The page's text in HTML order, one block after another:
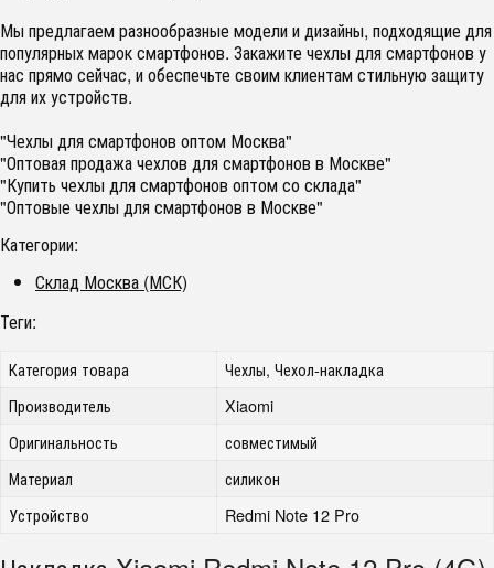
Мы предлагаем разнообразные модели и дизайны, подходящие для
популярных марок смартфонов. Закажите чехлы для смартфонов у
нас прямо сейчас, и обеспечьте своим клиентам стильную защиту
для их устройств.
"Чехлы для смартфонов оптом Москва"
"Оптовая продажа чехлов для смартфонов в Москве"
"Купить чехлы для смартфонов оптом со склада"
"Оптовые чехлы для смартфонов в Москве"
Категории:
Склад Москва (МСК)
Теги:
Категория товара
Чехлы, Чехол-накладка
Производитель
Xiaomi
Оригинальность
совместимый
Материал
силикон
Устройство
Redmi Note 12 Pro